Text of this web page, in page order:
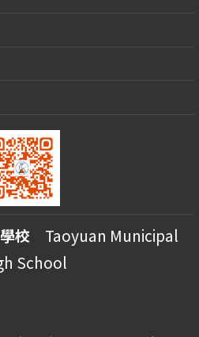
校 Taoyuan Municipal
School